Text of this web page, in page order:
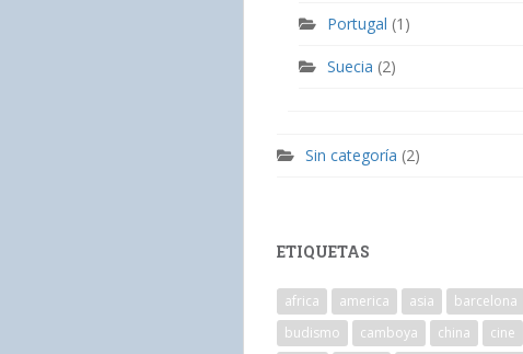
Portugal (1)
Suecia (2)
Sin categoría (2)
ETIQUETAS
africa america asia barcelona
budismo
camboya china cine